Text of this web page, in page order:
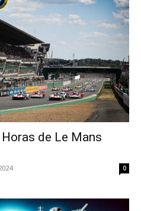
de Le Mans
0